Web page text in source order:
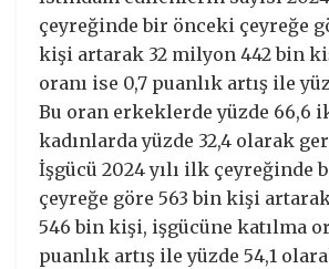
çeyreğinde bir önceki çeyreğe
kişi artarak 32 milyon 442 bin
oranı ise 0,7 puanlık artış ile
Bu oran erkeklerde yüzde 66,6
kadınlarda yüzde 32,4 olarak
İşgücü 2024 yılı ilk çeyreğinde
çeyreğe göre 563 bin kişi
546 bin kişi, işgücüne katılma
puanlık artış ile yüzde 54,1